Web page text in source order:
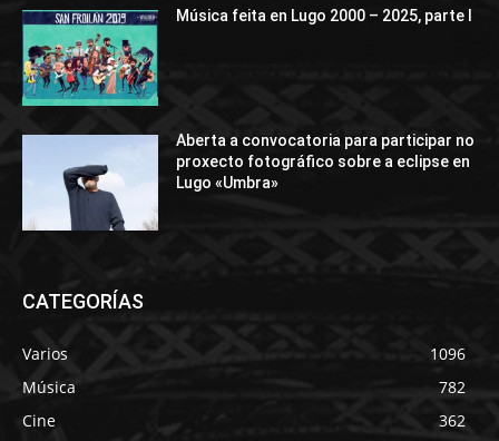
Música feita en Lugo 2000 – 2025, parte I
Aberta a convocatoria para participar no
proxecto fotográfico sobre a eclipse en
Lugo «Umbra»
CATEGORÍAS
Varios
1096
Música
782
Cine
362